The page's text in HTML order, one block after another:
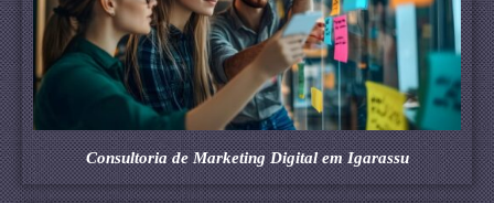
Consultoria de Marketing Digital em Igarassu